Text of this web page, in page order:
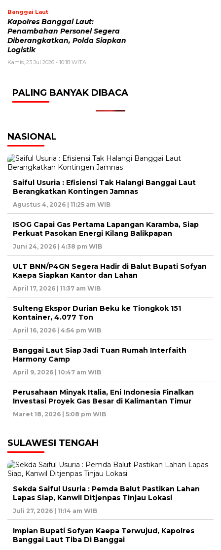
Banggai Laut
Kapolres Banggai Laut:
Penambahan Personel Segera
Diberangkatkan, Polda Siapkan
Logistik
Kamis, 23 Jul 2026 - 10:18 WITA
PALING BANYAK DIBACA
NASIONAL
Saiful Usuria : Efisiensi Tak Halangi Banggai Laut
Berangkatkan Kontingen Jamnas
Agustus 4, 2026 | 11:25 am WIB
ISOG Capai Gas Pertama Lapangan Karamba, Siap
Perkuat Pasokan Energi Kilang Balikpapan
Juni 24, 2026 | 4:38 pm WIB
ULT BNN/P4GN Segera Hadir di Balut Bupati Sofyan
Kaepa Siapkan Kantor dan Lahan
April 17, 2026 | 11:37 am WIB
Sulteng Ekspor Durian Beku ke Tiongkok 151
Kontainer, 4.077 Ton
April 16, 2026 | 4:54 pm WIB
Banggai Laut Siap Jadi Tuan Rumah Interfaith
Harmony Camp
April 9, 2026 | 10:47 am WIB
Perusahaan Minyak Italia, Eni Indonesia Finalkan
Investasi Proyek Gas Besar di Kalimantan Timur
Maret 18, 2026 | 5:08 pm WIB
SULAWESI TENGAH
Sekda Saiful Usuria : Pemda Balut Pastikan Lahan
Lapas Siap, Kanwil Ditjenpas Tinjau Lokasi
Juli 27, 2026 | 11:14 am WIB
Impian Bupati Sofyan Kaepa Terwujud, Kapolres
Banggai Laut Tiba Di Banggai